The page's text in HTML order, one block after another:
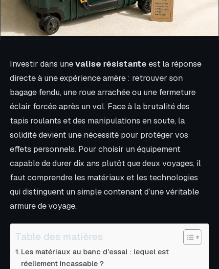
Investir dans unevalise résistante est la réponse
directe à une expérience amère : retrouver son
bagage fendu, une roue arrachée ou une fermeture
éclair forcée après un vol. Face à la brutalité des
tapis roulants et des manipulations en soute, la
solidité devient une nécessité pour protéger vos
effets personnels. Pour choisir un équipement
capable de durer dix ans plutôt que deux voyages, il
faut comprendre les matériaux et les technologies
qui distinguent un simple contenant d’une véritable
armure de voyage.
Table des matières
Les matériaux au banc d’essai : lequel est
réellement incassable ?